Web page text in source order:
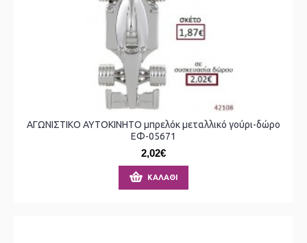
ΑΓΩΝΙΣΤΙΚΟ ΑΥΤΟΚΙΝΗΤΟ μπρελόκ μεταλλικό γούρι-δώρο
ΕΦ-05671
2,02€
ΚΑΛΆΘΙ